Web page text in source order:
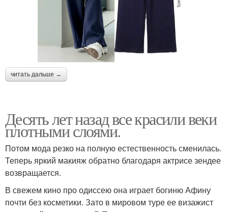
читать дальше →
Десять лет назад все красили веки
плотными слоями.
Потом мода резко на полную естественность сменилась.
Теперь яркий макияж обратно благодаря актрисе зендее
возвращается.
В свежем кино про одиссею она играет богиню Афину
почти без косметики. Зато в мировом туре ее визажист